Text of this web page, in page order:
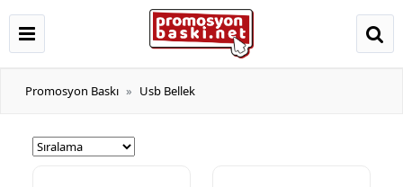
Promosyon Baskı Usb Bellek